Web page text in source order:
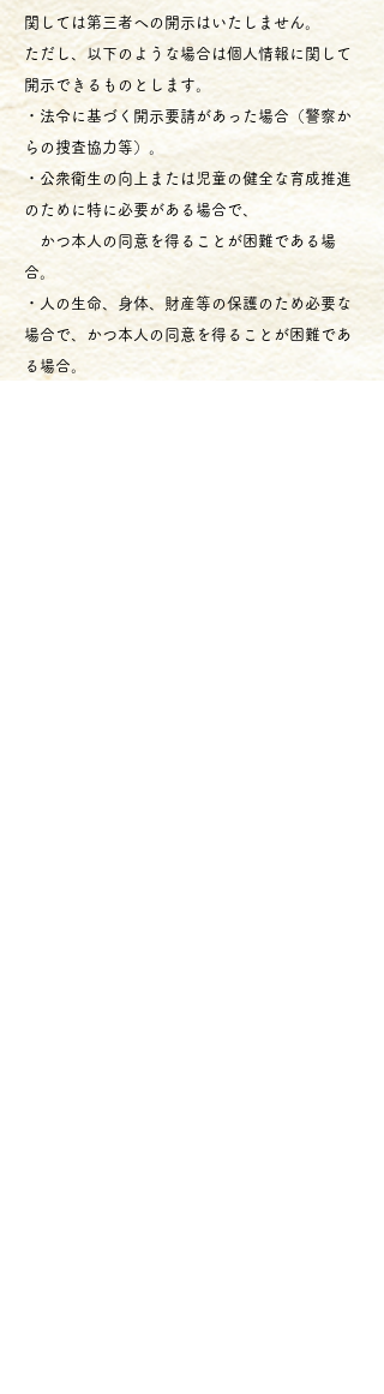
関しては第三者への開示はいたしません。
ただし、以下のような場合は個人情報に関して
開示できるものとします。
・法令に基づく開示要請があった場合（警察か
らの捜査協力等）。
・公衆衛生の向上または児童の健全な育成推進
のために特に必要がある場合で、
かつ本人の同意を得ることが困難である場
合。
・人の生命、身体、財産等の保護のため必要な
場合で、かつ本人の同意を得ることが困難であ
る場合。